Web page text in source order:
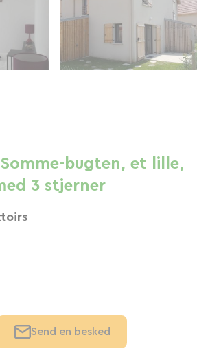
bugten, et lille,
3 stjerner
Send en besked